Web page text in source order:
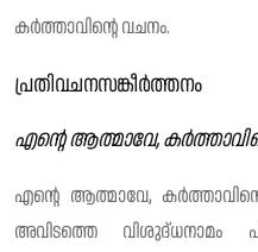
കർത്താവിന്റെ വചനം.
പ്രതിവചനസങ്കീർത്തനം
എൻ്റെ ആത്മാവേ,
എന്റെ ആത്മാവേ,
അവിടത്തെ